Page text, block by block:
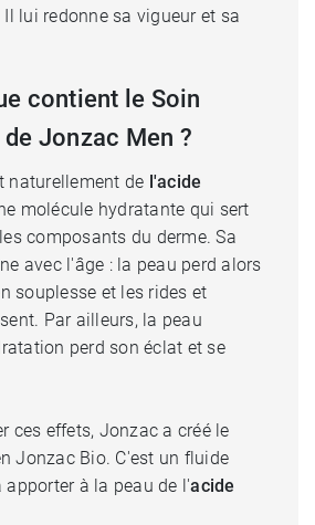
lui redonne sa vigueur et sa
contient le Soin
Jonzac Men ?
naturellement de l'acide
molécule hydratante qui sert
composants du derme. Sa
avec l'âge : la peau perd alors
souplesse et les rides et
Par ailleurs, la peau
perd son éclat et se
ces effets, Jonzac a créé le
Jonzac Bio. C'est un fluide
à la peau de l'acide